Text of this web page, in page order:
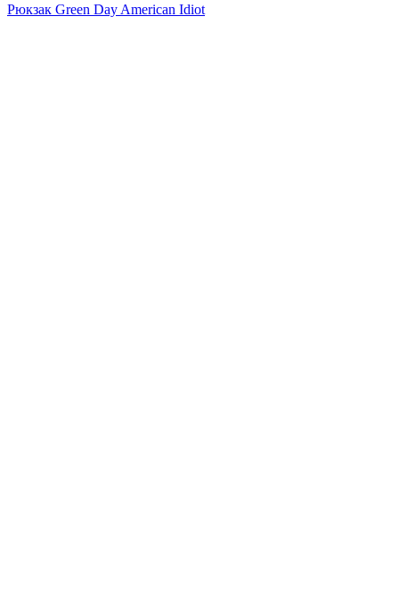
Рюкзак Green Day American Idiot